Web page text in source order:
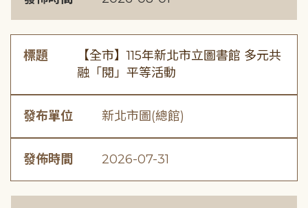
標題
【全市】115年新北市立圖書館 多元共
融「閱」平等活動
發布單位 新北市圖(總館)
發佈時間 2026-07-31